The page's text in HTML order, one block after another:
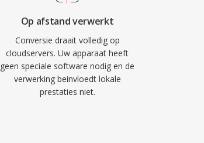
Op afstand verwerkt
Conversie draait volledig op
cloudservers. Uw apparaat heeft
geen speciale software nodig en de
verwerking beinvloedt lokale
prestaties niet.